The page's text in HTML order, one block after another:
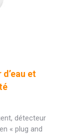
et
détecteur
« plug and